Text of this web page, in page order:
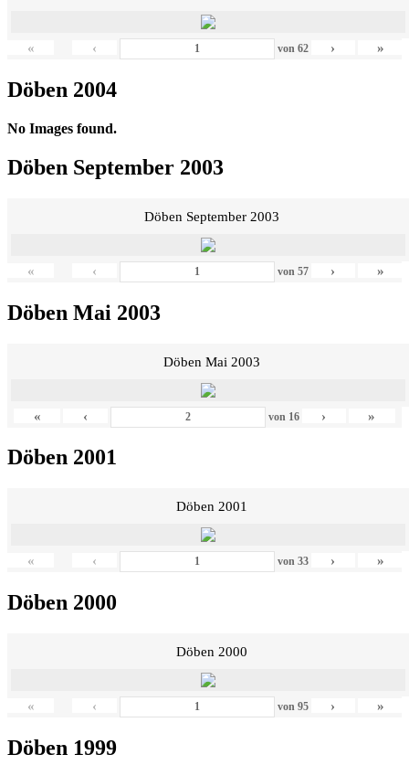
« ‹ von 62 › »
Döben 2004
No Images found.
Döben September 2003
Döben September 2003
« ‹ von 57 › »
Döben Mai 2003
Döben Mai 2003
« ‹ von 16 › »
Döben 2001
Döben 2001
« ‹ von 33 › »
Döben 2000
Döben 2000
« ‹ von 95 › »
Döben 1999